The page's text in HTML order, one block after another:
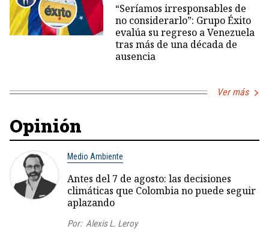
“Seríamos irresponsables de
no considerarlo”: Grupo Éxito
evalúa su regreso a Venezuela
tras más de una década de
ausencia
Ver más
Opinión
Medio Ambiente
Antes del 7 de agosto: las decisiones
climáticas que Colombia no puede seguir
aplazando
Por: Alexis L. Leroy